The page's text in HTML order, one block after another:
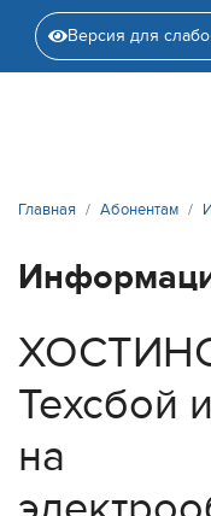
Версия для
Главная Абонентам
Техсбой
на